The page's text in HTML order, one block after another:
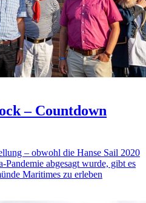
– Countdown
– obwohl die Hanse Sail 2020
abgesagt wurde, gibt es
Maritimes zu erleben